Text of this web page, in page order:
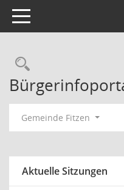
Toggle navigation
Gemeinde Fitzen
Aktuelle Sitzungen